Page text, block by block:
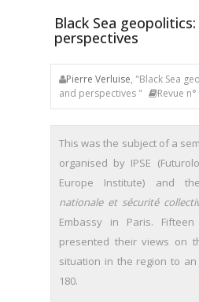
Black Sea
perspectives
Pierre Verluise, "Black Sea
and perspectives "
Revue
This was the subject of a
organised by IPSE
Europe Institute) and
nationale et sécurité
Embassy in Paris.
presented their views on
situation in the region to
180.